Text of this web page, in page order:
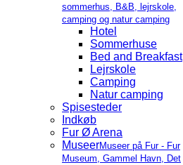
sommerhus, B&B, lejrskole,
camping og natur camping
Hotel
Sommerhuse
Bed and Breakfast
Lejrskole
Camping
Natur camping
Spisesteder
Indkøb
Fur Ø Arena
MuseerMuseer på Fur - Fur
Museum, Gammel Havn, Det